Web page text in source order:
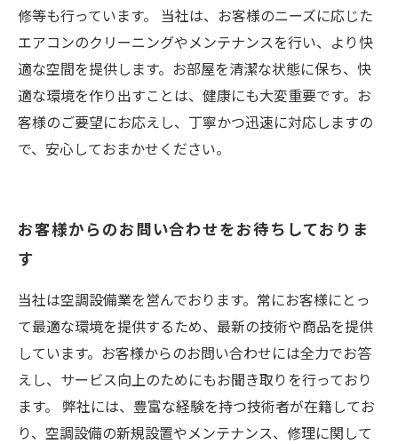
修等も行っています。 当社は、お客様のニーズに応じた
エアコンのクリーニングやメンテナンスを行い、より快
適な空間を提供します。お部屋を清潔な状態に保ち、快
適な環境を作り出すことは、健康にも大変重要です。お
客様のご要望にお応えし、丁寧かつ迅速に対応しますの
で、安心しておまかせください。
お客様からのお問い合わせをお待ちしておりま
す
当社は空調設備業を営んでおります。常にお客様にとっ
て最適な環境を提供するため、最新の技術や商品を提供
しています。お客様からのお問い合わせには全力でお答
えし、サービス向上のためにもお聞き取りを行っており
ます。 弊社には、豊富な経験を持つ技術者が在籍してお
り、空調設備の新規設置やメンテナンス、修理に関して